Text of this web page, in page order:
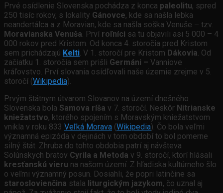
Prvé osídlenie Slovenska pochádza z konca paleolitu, spred
250 tisíc rokov, s lokality Gánovce, kde sa našla lebka
neandertálca a z Moravian, kde sa našla soška Venuše – tzv.
Moravianska Venuša . Prví roľníci sa tu objavili asi 5 000 – 4
000 rokov pred Kristom. Od konca 4. storočia pred Kristom
sem prichádzajú Kelti . V 1. storočí pre Kristom Dákovia . Od
začiatku 1. storočia sem prišli Germáni – Vanniove
kráľovstvo. Prví slovania osídľovali naše územie zrejme v 5.
storočí (Wikipedia).
Prvým štátnym útvarom Slovanov na území dnešného
Slovenska bola Samova ríša v 7. storočí. Neskôr Nitrianske
kniežatstvo, ktorého spojením s Moravským kniežatstvom
vnikla v roku 833 Veľká Morava (Wikipedia). Čo bola veľmi
významná epizóda v dejinách v tom období to bol pomerne
silný štát. Zhruba do tohto obdobia patrí aj návšteva
Solúnskych bratov Cyrila a Metoda v 9. storočí, ktorí hlásali
kresťanskú vieru na našom území. Z hľadiska kultúrneho šlo
o veľmi významný posun. Dosiahli, že popri latinčine sa
staroslovienčina stala liturgickým jazykom, čo uznal aj